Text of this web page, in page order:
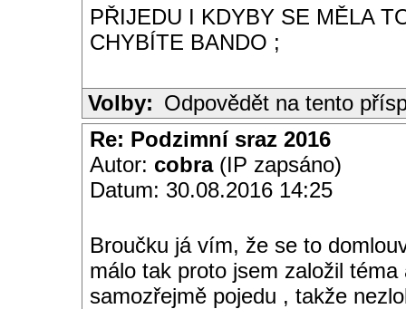
PŘIJEDU I KDYBY SE MĚLA
CHYBÍTE BANDO ;
Volby: Odpovědět na tento
Re: Podzimní sraz 2016
Autor: cobra(IP zapsáno)
Datum: 30.08.2016 14:25
Broučku já vím, že se to
málo tak proto jsem založil
samozřejmě pojedu , takže